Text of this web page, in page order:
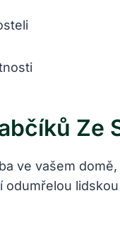
Ze
ve vašem
odumřelou